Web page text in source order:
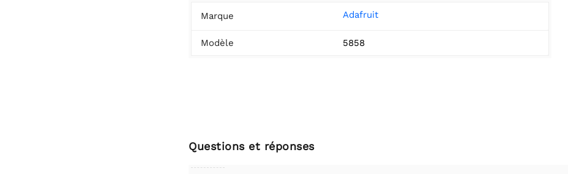
Marque Adafruit
Modèle 5858
Questions et réponses